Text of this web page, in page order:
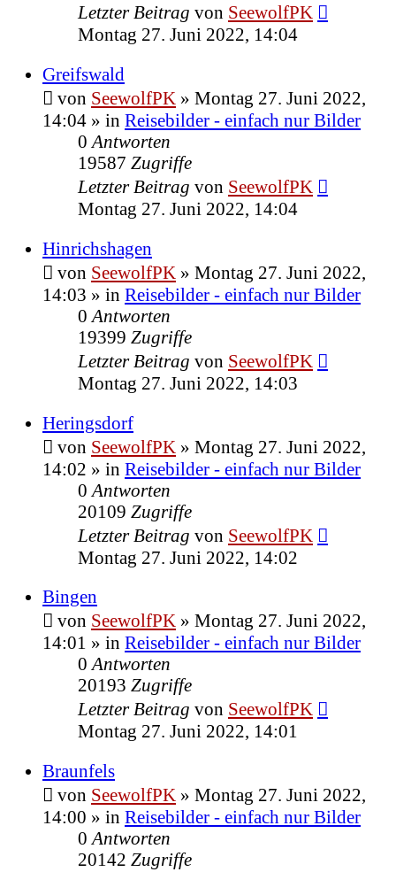
Letzter Beitrag von SeewolfPK
Montag 27. Juni 2022, 14:04
Greifswald
von SeewolfPK » Montag 27. Juni 2022,
14:04 » in Reisebilder - einfach nur Bilder
0 Antworten
19587 Zugriffe
Letzter Beitrag von SeewolfPK
Montag 27. Juni 2022, 14:04
Hinrichshagen
von SeewolfPK » Montag 27. Juni 2022,
14:03 » in Reisebilder - einfach nur Bilder
0 Antworten
19399 Zugriffe
Letzter Beitrag von SeewolfPK
Montag 27. Juni 2022, 14:03
Heringsdorf
von SeewolfPK » Montag 27. Juni 2022,
14:02 » in Reisebilder - einfach nur Bilder
0 Antworten
20109 Zugriffe
Letzter Beitrag von SeewolfPK
Montag 27. Juni 2022, 14:02
Bingen
von SeewolfPK » Montag 27. Juni 2022,
14:01 » in Reisebilder - einfach nur Bilder
0 Antworten
20193 Zugriffe
Letzter Beitrag von SeewolfPK
Montag 27. Juni 2022, 14:01
Braunfels
von SeewolfPK » Montag 27. Juni 2022,
14:00 » in Reisebilder - einfach nur Bilder
0 Antworten
20142 Zugriffe